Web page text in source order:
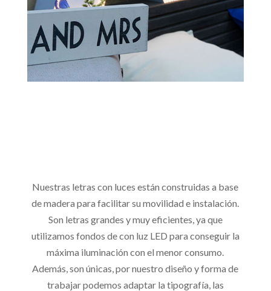
Nuestras letras con luces están construidas a base
de madera para facilitar su movilidad e instalación.
Son letras grandes y muy eficientes, ya que
utilizamos fondos de con luz LED para conseguir la
máxima iluminación con el menor consumo.
Además, son únicas, por nuestro diseño y forma de
trabajar podemos adaptar la tipografía, las